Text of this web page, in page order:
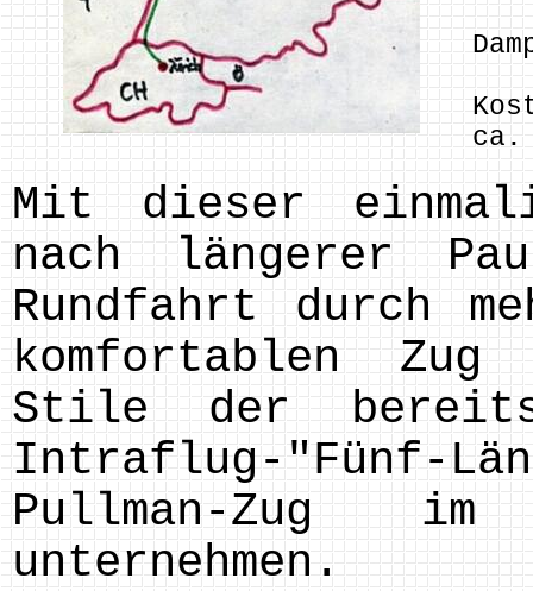
ca.
Mit dieser
nach längerer
Rundfahrt durch
komfortablen
Stile der bereits
Intraflug-"Fünf-
Pullman-Zug
unternehmen.